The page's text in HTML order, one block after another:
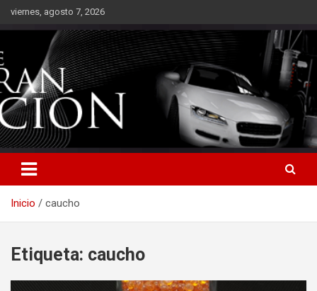
Saltarviernes, agosto 7, 2026
Inicio caucho
Etiqueta: caucho